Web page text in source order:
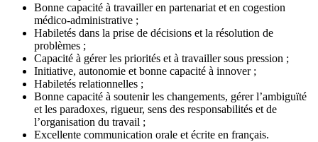
Bonne capacité à travailler en partenariat et en cogestion
médico-administrative ;
Habiletés dans la prise de décisions et la résolution de
problèmes ;
Capacité à gérer les priorités et à travailler sous pression ;
Initiative, autonomie et bonne capacité à innover ;
Habiletés relationnelles ;
Bonne capacité à soutenir les changements, gérer l’ambiguïté
et les paradoxes, rigueur, sens des responsabilités et de
l’organisation du travail ;
Excellente communication orale et écrite en français.